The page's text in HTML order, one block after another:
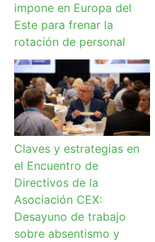
impone en Europa del
Este para frenar la
rotación de personal
Claves y estrategias en
el Encuentro de
Directivos de la
Asociación CEX:
Desayuno de trabajo
sobre absentismo y